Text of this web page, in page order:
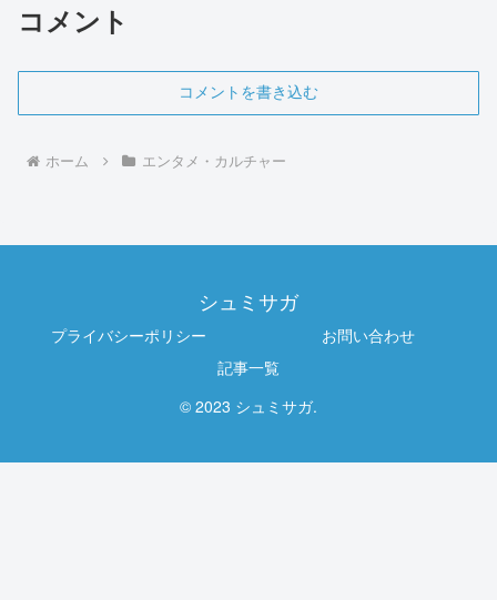
コメント
コメントを書き込む
ホーム エンタメ・カルチャー
シュミサガ
プライバシーポリシー
お問い合わせ
記事一覧
© 2023 シュミサガ.